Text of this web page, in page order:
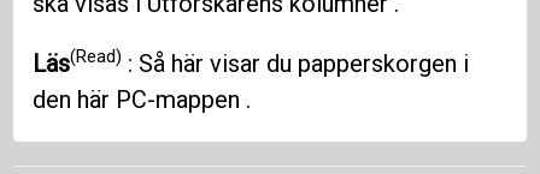
Läs(Read) : Så här visar du papperskorgen i
den här PC-mappen .